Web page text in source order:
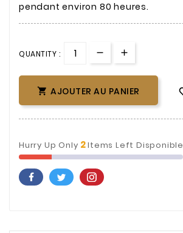
pendant environ 80 heures.
QUANTITY :
 AJOUTER AU PANIER
Hurry Up Only 2Items Left Disponible